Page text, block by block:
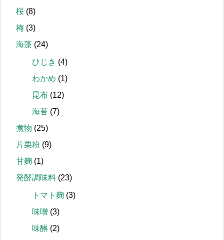
桜 (8)
梅 (3)
海藻 (24)
ひじき (4)
わかめ (1)
昆布 (12)
海苔 (7)
煮物 (25)
片栗粉 (9)
甘麹 (1)
発酵調味料 (23)
トマト麹 (3)
味噌 (3)
味醂 (2)